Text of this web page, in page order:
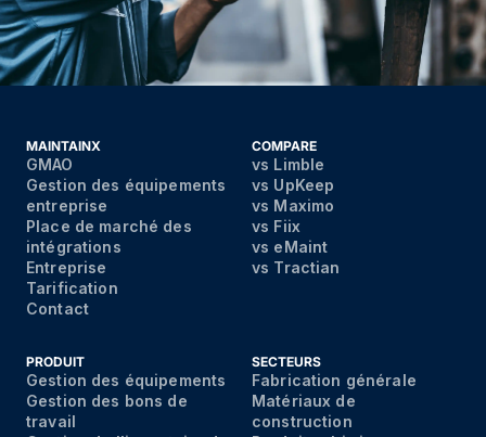
MAINTAINX
GMAO
Gestion des équipements
entreprise
Place de marché des
intégrations
Entreprise
Tarification
Contact
COMPARE
vs Limble
vs UpKeep
vs Maximo
vs Fiix
vs eMaint
vs Tractian
PRODUIT
Gestion des équipements
Gestion des bons de
travail
SECTEURS
Fabrication générale
Matériaux de
construction